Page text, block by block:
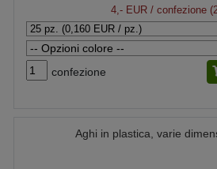
4,- EUR/ confezione
confezione
Aghi in plastica, varie